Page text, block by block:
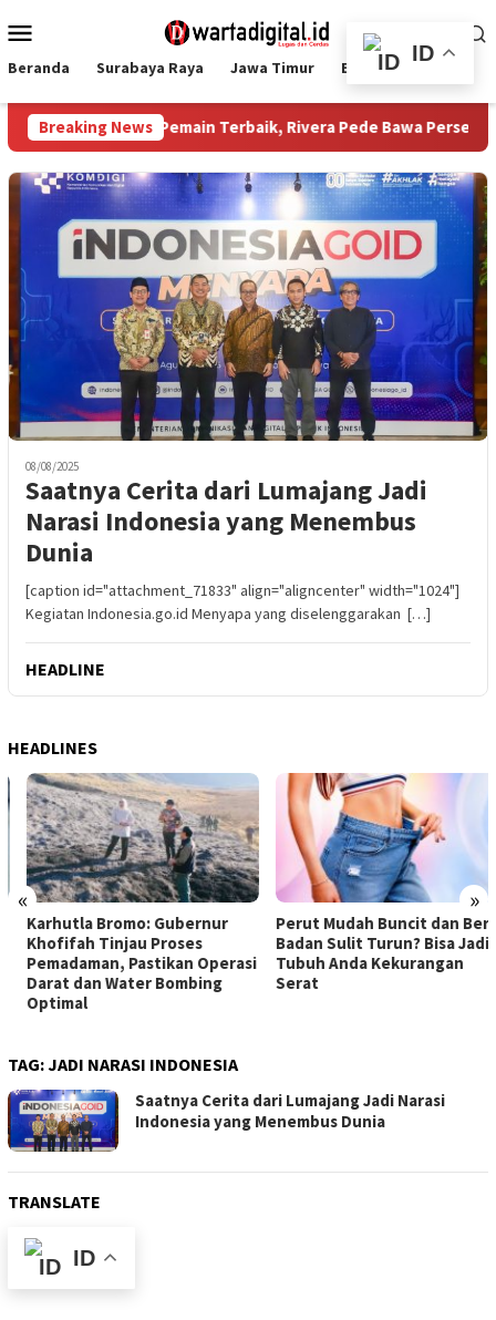
ke
Mobile
Beranda Surabaya Raya Jawa Timur Ekbis Nasional
Breaking News
Raih Pemain Terbaik, Rivera Pede Bawa Persebaya Tatap
08/08/2025
Saatnya Cerita dari Lumajang Jadi
Narasi Indonesia yang Menembus
Dunia
[caption id="attachment_71833" align="aligncenter" width="1024"]
Kegiatan Indonesia.go.id Menyapa yang diselenggarakan […]
HEADLINE
HEADLINES
« »
Karhutla Bromo: Gubernur
Khofifah Tinjau Proses
Pemadaman, Pastikan Operasi
Darat dan Water Bombing
Optimal
Perut Mudah Buncit dan Berat
Badan Sulit Turun? Bisa Jadi
Tubuh Anda Kekurangan
Serat
TAG:JADI NARASI INDONESIA
Saatnya Cerita dari Lumajang Jadi Narasi
Indonesia yang Menembus Dunia
TRANSLATE
ID
ID